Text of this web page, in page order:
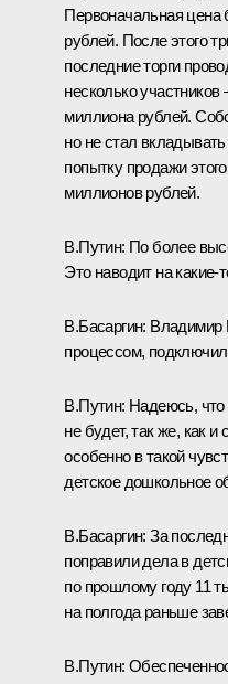
Первоначальная цена
рублей. После этого
последние торги
несколько
миллиона рублей.
но не стал
попытку продажи
миллионов рублей.
В.Путин: По более
Это наводит на
В.Басаргин: Владимир
процессом,
В.Путин: Надеюсь, что
не будет, так же, как
особенно в такой
детское дошкольное
В.Басаргин: За
поправили дела в
по прошлому году 11
на полгода раньше
В.Путин: